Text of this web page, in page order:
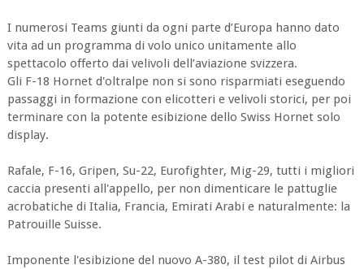
I numerosi Teams giunti da ogni parte d’Europa hanno dato
vita ad un programma di volo unico unitamente allo
spettacolo offerto dai velivoli dell’aviazione svizzera.
Gli F-18 Hornet d'oltralpe non si sono risparmiati eseguendo
passaggi in formazione con elicotteri e velivoli storici, per poi
terminare con la potente esibizione dello Swiss Hornet solo
display.
Rafale, F-16, Gripen, Su-22, Eurofighter, Mig-29, tutti i migliori
caccia presenti all'appello, per non dimenticare le pattuglie
acrobatiche di Italia, Francia, Emirati Arabi e naturalmente: la
Patrouille Suisse.
Imponente l'esibizione del nuovo A-380, il test pilot di Airbus